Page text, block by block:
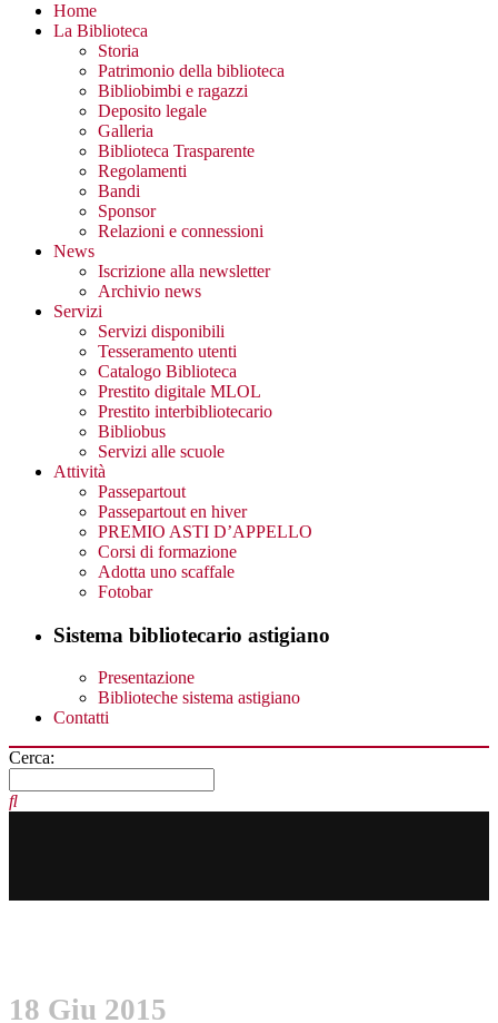
Home
La Biblioteca
Storia
Patrimonio della biblioteca
Bibliobimbi e ragazzi
Deposito legale
Galleria
Biblioteca Trasparente
Regolamenti
Bandi
Sponsor
Relazioni e connessioni
News
Iscrizione alla newsletter
Archivio news
Servizi
Servizi disponibili
Tesseramento utenti
Catalogo Biblioteca
Prestito digitale MLOL
Prestito interbibliotecario
Bibliobus
Servizi alle scuole
Attività
Passepartout
Passepartout en hiver
PREMIO ASTI D’APPELLO
Corsi di formazione
Adotta uno scaffale
Fotobar
Sistema bibliotecario astigiano
Presentazione
Biblioteche sistema astigiano
Contatti
Cerca:
18 Giu 2015